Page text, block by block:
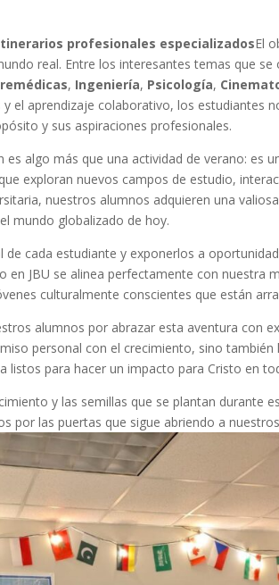
profesionales especializadosEl
real. Entre los interesantes temas que se
, Ingeniería, Psicología,
el aprendizaje colaborativo, los estudiantes
y sus aspiraciones profesionales.
algo más que una actividad de verano: es
exploran nuevos campos de estudio,
nuestros alumnos adquieren una
mundo globalizado de hoy.
de cada estudiante y exponerlos a
en JBU se alinea perfectamente con nuestra
culturalmente conscientes que están
alumnos por abrazar esta aventura con
personal con el crecimiento, sino también
listos para hacer un impacto para Cristo en
y las semillas que se plantan durante
por las puertas que sigue abriendo a